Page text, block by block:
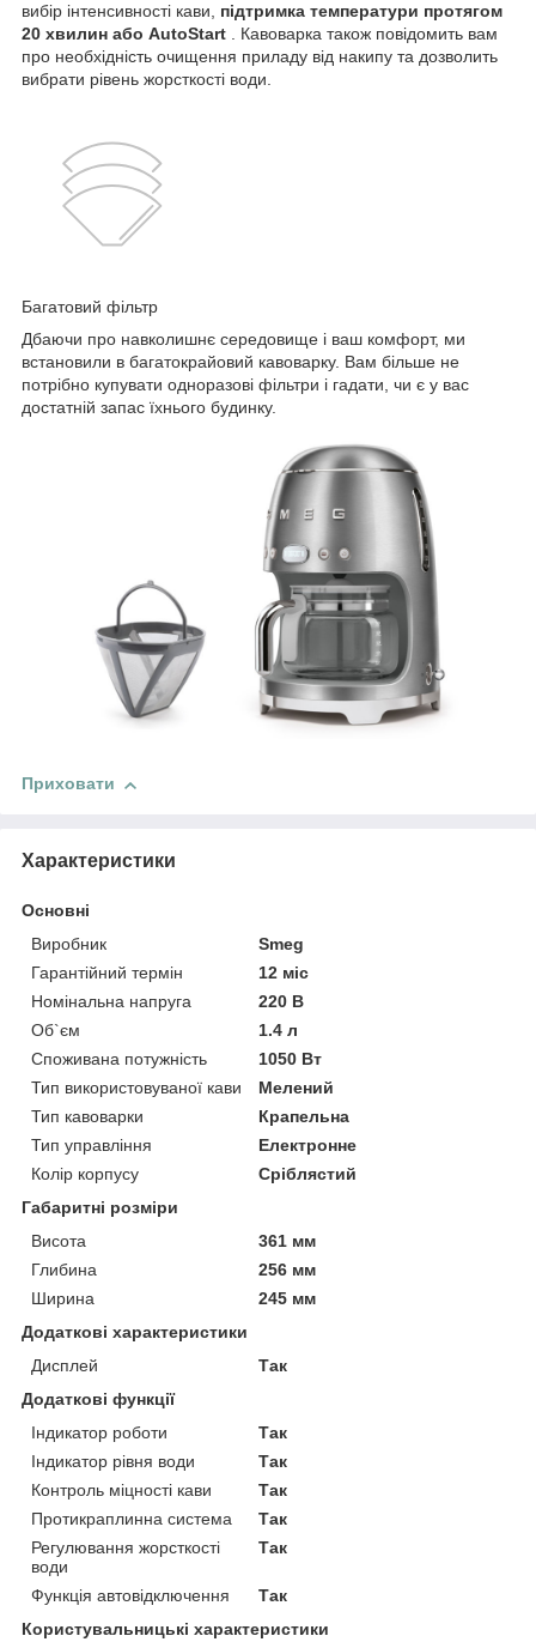
вибір інтенсивності кави, підтримка температури протягом
20 хвилин або AutoStart . Кавоварка також повідомить вам
про необхідність очищення приладу від накипу та дозволить
вибрати рівень жорсткості води.
Багатовий фільтр
Дбаючи про навколишнє середовище і ваш комфорт, ми
встановили в багатокрайовий кавоварку. Вам більше не
потрібно купувати одноразові фільтри і гадати, чи є у вас
достатній запас їхнього будинку.
Приховати
Характеристики
Основні
Виробник
Smeg
Гарантійний термін
12 міс
Номінальна напруга
220 В
Об`єм
1.4 л
Споживана потужність
1050 Вт
Тип використовуваної кави
Мелений
Тип кавоварки
Крапельна
Тип управління
Електронне
Колір корпусу
Сріблястий
Габаритні розміри
Висота
361 мм
Глибина
256 мм
Ширина
245 мм
Додаткові характеристики
Дисплей
Так
Додаткові функції
Індикатор роботи
Так
Індикатор рівня води
Так
Контроль міцності кави
Так
Протикраплинна система
Так
Регулювання жорсткості
води
Так
Функція автовідключення
Так
Користувальницькі характеристики